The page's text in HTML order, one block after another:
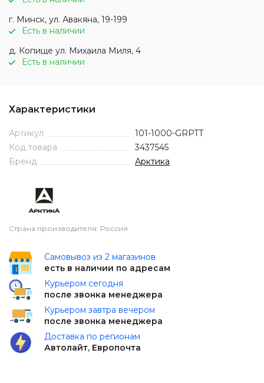
г. Минск, ул. Авакяна, 19-199
Есть в наличии
д. Копище ул. Михаила Миля, 4
Есть в наличии
Характеристики
Артикул
101-1000-GRPTT
Код товара
3437545
Бренд
Арктика
Страна производителя: Россия
Самовывоз из 2 магазинов
есть в наличии по адресам
Курьером сегодня
после звонка менеджера
Курьером завтра вечером
после звонка менеджера
Доставка по регионам
Автолайт, Европочта